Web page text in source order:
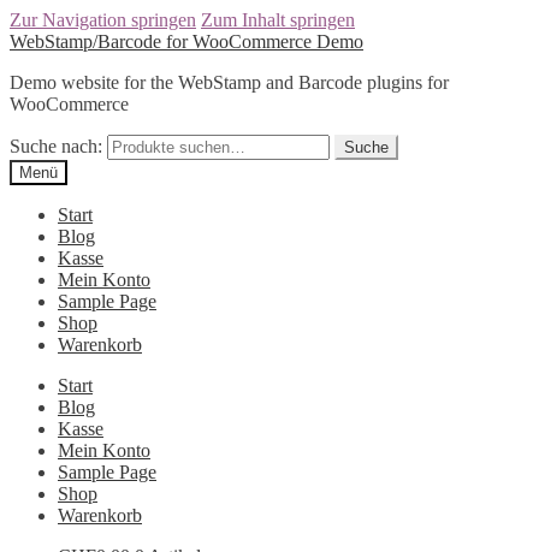
Zur Navigation springen Zum Inhalt springen
WebStamp/Barcode for WooCommerce Demo
Demo website for the WebStamp and Barcode plugins for
WooCommerce
Suche nach:
Suche
Menü
Start
Blog
Kasse
Mein Konto
Sample Page
Shop
Warenkorb
Start
Blog
Kasse
Mein Konto
Sample Page
Shop
Warenkorb